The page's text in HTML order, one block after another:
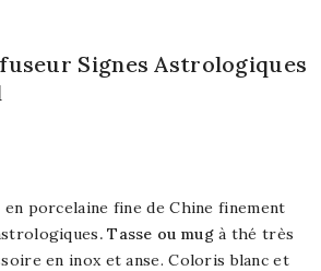
Signes Astrologiques
en porcelaine fine de Chine finement
. Tasse ou mugà thé très
en inox et anse. Coloris blanc et